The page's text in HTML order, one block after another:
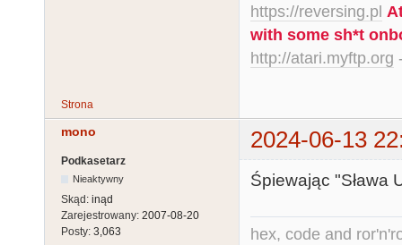
https://reversing.pl
with some sh*t
http://atari.myftp.org
Strona
mono 2024-06-13
Podkasetarz
Nieaktywny
Skąd: inąd
Zarejestrowany: 2007-08-20
Posty: 3,063
Śpiewając "Sława
hex, code and